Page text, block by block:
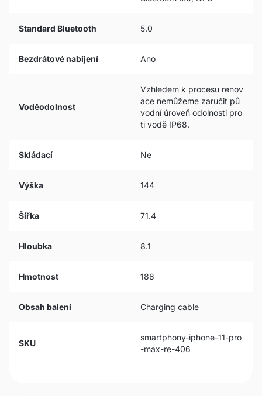
Standard Bluetooth 5.0
Bezdrátové nabíjení Ano
Voděodolnost
Vzhledem k procesu renov
ace nemůžeme zaručit pů
vodní úroveň odolnosti pro
ti vodě IP68.
Skládací Ne
Výška 144
Šířka 71.4
Hloubka 8.1
Hmotnost 188
Obsah balení Charging cable
SKU
smartphony-iphone-11-pro
-max-re-406